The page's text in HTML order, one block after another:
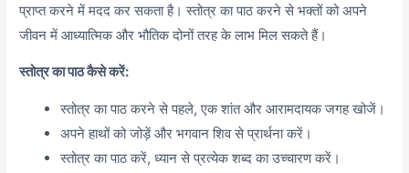
प्राप्त करने में मदद कर सकता है। स्तोत्र का पाठ करने से भक्तों को अपने
जीवन में आध्यात्मिक और भौतिक दोनों तरह के लाभ मिल सकते हैं।
स्तोत्र का पाठ कैसे करें:
स्तोत्र का पाठ करने से पहले, एक शांत और आरामदायक जगह खोजें।
अपने हाथों को जोड़ें और भगवान शिव से प्रार्थना करें।
स्तोत्र का पाठ करें, ध्यान से प्रत्येक शब्द का उच्चारण करें।